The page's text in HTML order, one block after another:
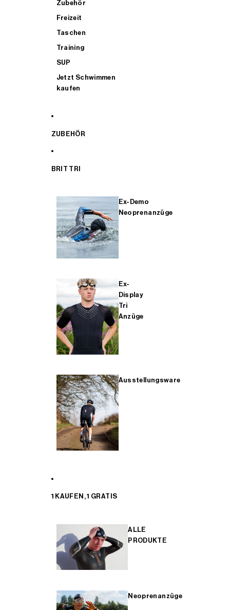
Zubehör
Freizeit
Taschen
Training
SUP
Jetzt Schwimmen
kaufen
ZUBEHÖR
BRIT TRI
Ex-Demo
Neoprenanzüge
Ex-
Display
Tri
Anzüge
Ausstellungsware
1 KAUFEN, 1 GRATIS
ALLE
PRODUKTE
Neoprenanzüge